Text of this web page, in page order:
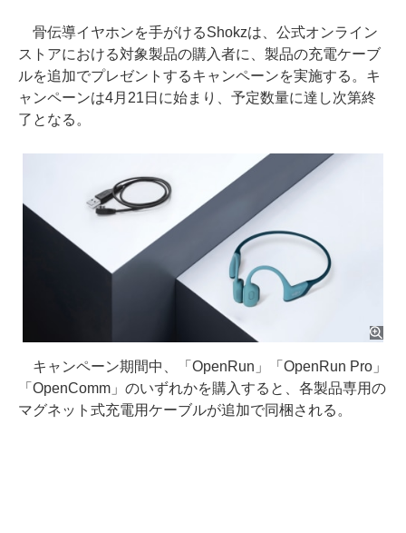
骨伝導イヤホンを手がけるShokzは、公式オンライン
ストアにおける対象製品の購入者に、製品の充電ケーブ
ルを追加でプレゼントするキャンペーンを実施する。キ
ャンペーンは4月21日に始まり、予定数量に達し次第終
了となる。
キャンペーン期間中、「OpenRun」「OpenRun Pro」
「OpenComm」のいずれかを購入すると、各製品専用の
マグネット式充電用ケーブルが追加で同梱される。